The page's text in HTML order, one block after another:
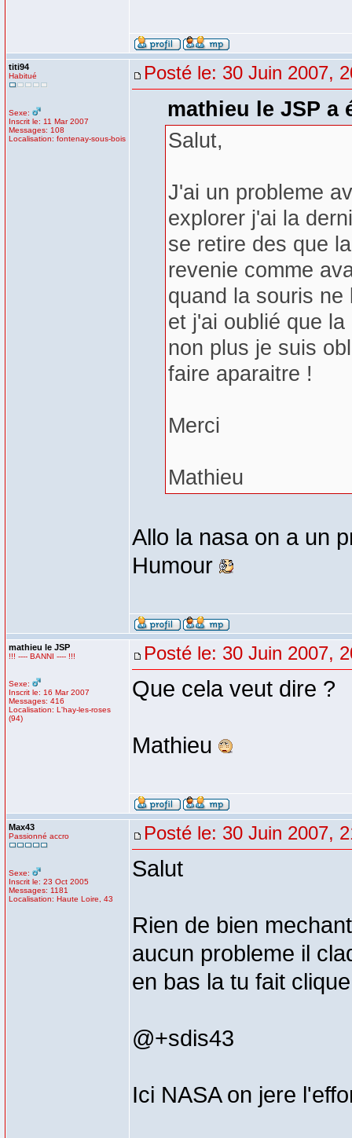
titi94
Habitué
Sexe:
Inscrit le: 11 Mar 2007
Messages: 108
Localisation: fontenay-sous-bois
Posté le: 30 Juin 2007,
mathieu le JSP a
Salut,
J'ai un probleme
explorer j'ai la
se retire des que
revenie comme
quand la souris ne
et j'ai oublié que
non plus je suis
faire aparaitre !
Merci
Mathieu
Allo la nasa on a un
Humour
mathieu le JSP
!!! ---- BANNI ---- !!!
Sexe:
Inscrit le: 16 Mar 2007
Messages: 416
Localisation: L'hay-les-roses
(94)
Posté le: 30 Juin 2007,
Que cela veut dire ?
Mathieu
Max43
Passionné accro
Sexe:
Inscrit le: 23 Oct 2005
Messages: 1181
Localisation: Haute Loire, 43
Posté le: 30 Juin 2007,
Salut
Rien de bien
aucun probleme il
en bas la tu fait
@+sdis43
Ici NASA on jere